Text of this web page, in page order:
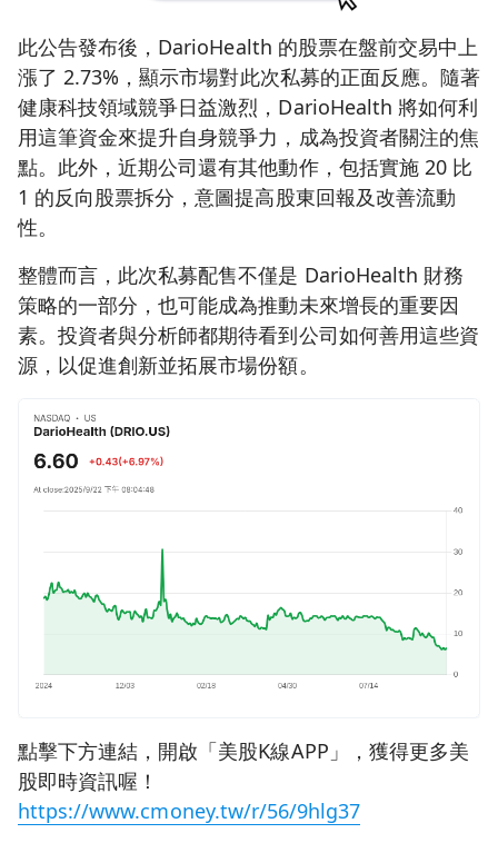
此公告發布後，DarioHealth 的股票在盤前交易中上
漲了 2.73%，顯示市場對此次私募的正面反應。隨著
健康科技領域競爭日益激烈，DarioHealth 將如何利
用這筆資金來提升自身競爭力，成為投資者關注的焦
點。此外，近期公司還有其他動作，包括實施 20 比
1 的反向股票拆分，意圖提高股東回報及改善流動
性。
整體而言，此次私募配售不僅是 DarioHealth 財務
策略的一部分，也可能成為推動未來增長的重要因
素。投資者與分析師都期待看到公司如何善用這些資
源，以促進創新並拓展市場份額。
點擊下方連結，開啟「美股K線APP」，獲得更多美
股即時資訊喔！
https://www.cmoney.tw/r/56/9hlg37